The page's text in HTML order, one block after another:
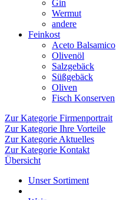
Gin
Wermut
andere
Feinkost
Aceto Balsamico
Olivenöl
Salzgebäck
Süßgebäck
Oliven
Fisch Konserven
Zur Kategorie Firmenportrait
Zur Kategorie Ihre Vorteile
Zur Kategorie Aktuelles
Zur Kategorie Kontakt
Übersicht
Unser Sortiment